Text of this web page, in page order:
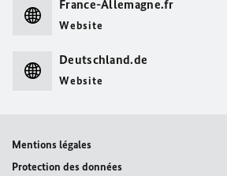
France-Allemagne.fr
Website
Deutschland.de
Website
Mentions légales
Protection des données